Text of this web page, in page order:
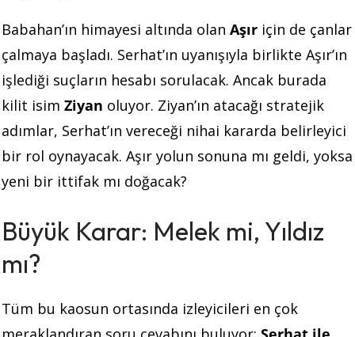
Babahan’ın himayesi altında olan Aşır için de çanlar
çalmaya başladı. Serhat’ın uyanışıyla birlikte Aşır’ın
işlediği suçların hesabı sorulacak. Ancak burada
kilit isim Ziyan oluyor. Ziyan’ın atacağı stratejik
adımlar, Serhat’ın vereceği nihai kararda belirleyici
bir rol oynayacak. Aşır yolun sonuna mı geldi, yoksa
yeni bir ittifak mı doğacak?
Büyük Karar: Melek mi, Yıldız
mı?
Tüm bu kaosun ortasında izleyicileri en çok